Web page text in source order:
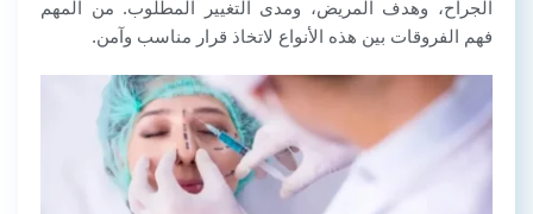
الجراح، وهدف المريض، ومدى التغيير المطلوب. من المهم
فهم الفروقات بين هذه الأنواع لاتخاذ قرار مناسب وآمن.